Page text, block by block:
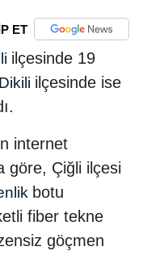
ET
ilçesinde 19
Dikili ilçesinde ise
internet
göre, Çiğli ilçesi
botu
fiber tekne
göçmen